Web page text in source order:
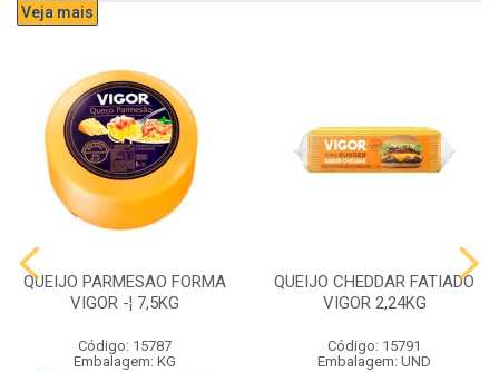
Veja mais
QUEIJO PARMESAO FORMA
VIGOR -¦ 7,5KG
Código: 15787
Embalagem: KG
QUEIJO CHEDDAR FATIADO
VIGOR 2,24KG
Código: 15791
Embalagem: UND